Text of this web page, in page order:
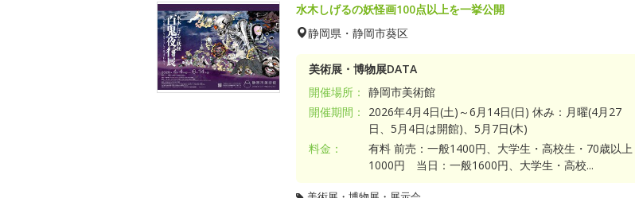
水木しげるの妖怪画100点以上を一挙公開
静岡県・静岡市葵区
美術展・博物展DATA
開催場所： 静岡市美術館
開催期間：
2026年4月4日(土)～6月14日(日) 休み：月曜(4月27
日、5月4日は開館)、5月7日(木)
料金：
有料 前売：一般1400円、大学生・高校生・70歳以上
1000円 当日：一般1600円、大学生・高校...